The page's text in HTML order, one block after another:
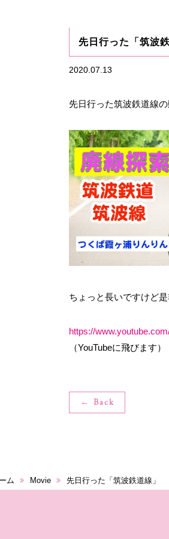
先日行った「筑波鉄
2020.07.13
先日行った筑波鉄道線
ちょっと長いですけど
https://
（YouTubeに飛びます）
← Back
ム Movie 先日行った「筑波鉄道線」